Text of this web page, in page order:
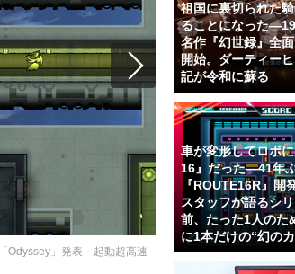
Odyssey」発表―起動超高速
祖国に裏切られた
ることになった
名作『幻世録』全
開始。ダーティー
記が令和に蘇る
車が変形してロボ
16』だった―41年
『ROUTE16R』開
スタッフが語るシ
前、たった1人のた
に1本だけの“幻の